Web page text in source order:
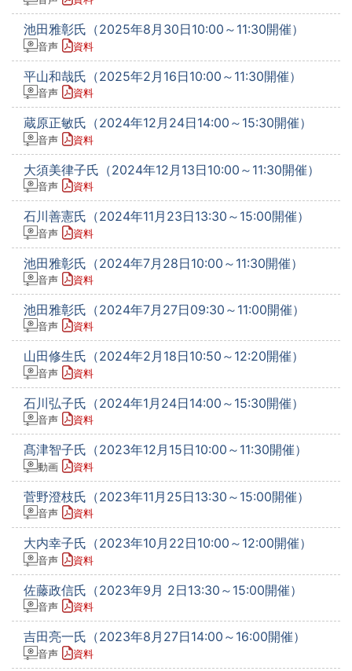
池田雅彰氏（2025年8月30日10:00～11:30開催）
音声 資料
平山和哉氏（2025年2月16日10:00～11:30開催）
音声 資料
蔵原正敏氏（2024年12月24日14:00～15:30開催）
音声 資料
大須美律子氏（2024年12月13日10:00～11:30開催）
音声 資料
石川善憲氏（2024年11月23日13:30～15:00開催）
音声 資料
池田雅彰氏（2024年7月28日10:00～11:30開催）
音声 資料
池田雅彰氏（2024年7月27日09:30～11:00開催）
音声 資料
山田修生氏（2024年2月18日10:50～12:20開催）
音声 資料
石川弘子氏（2024年1月24日14:00～15:30開催）
音声 資料
髙津智子氏（2023年12月15日10:00～11:30開催）
動画 資料
菅野澄枝氏（2023年11月25日13:30～15:00開催）
音声 資料
大内幸子氏（2023年10月22日10:00～12:00開催）
音声 資料
佐藤政信氏（2023年9月 2日13:30～15:00開催）
音声 資料
吉田亮一氏（2023年8月27日14:00～16:00開催）
音声 資料